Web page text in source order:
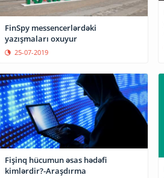
FinSpy messencerlərdəki
yazışmaları oxuyur
25-07-2019
Fişinq hücumun əsas hədəfi
kimlərdir?-Araşdırma